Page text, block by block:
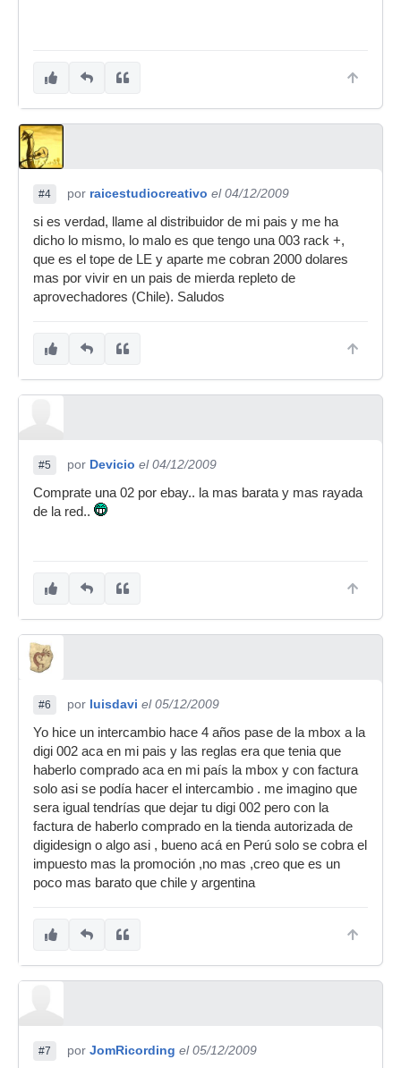
#4 por raicestudiocreativo el 04/12/2009
si es verdad, llame al distribuidor de mi pais y me ha
dicho lo mismo, lo malo es que tengo una 003 rack +,
que es el tope de LE y aparte me cobran 2000 dolares
mas por vivir en un pais de mierda repleto de
aprovechadores (Chile). Saludos
#5 por Devicio el 04/12/2009
Comprate una 02 por ebay.. la mas barata y mas rayada
de la red..
#6 por luisdavi el 05/12/2009
Yo hice un intercambio hace 4 años pase de la mbox a la
digi 002 aca en mi pais y las reglas era que tenia que
haberlo comprado aca en mi país la mbox y con factura
solo asi se podía hacer el intercambio . me imagino que
sera igual tendrías que dejar tu digi 002 pero con la
factura de haberlo comprado en la tienda autorizada de
digidesign o algo asi , bueno acá en Perú solo se cobra el
impuesto mas la promoción ,no mas ,creo que es un
poco mas barato que chile y argentina
#7 por JomRicording el 05/12/2009